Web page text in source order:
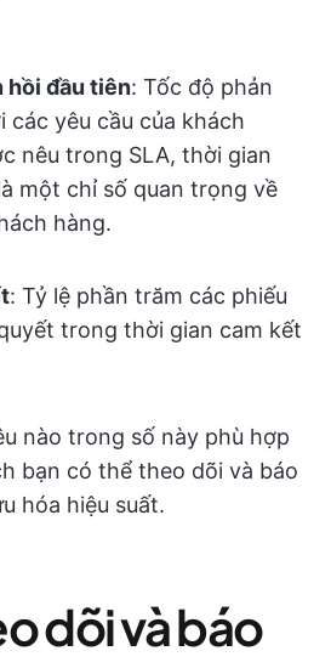
hồi đầu tiên: Tốc độ phản
các yêu cầu của khách
nêu trong SLA, thời gian
một chỉ số quan trọng về
hàng.
: Tỷ lệ phần trăm các phiếu
trong thời gian cam kết
nào trong số này phù hợp
bạn có thể theo dõi và báo
hóa hiệu suất.
dõi và báo